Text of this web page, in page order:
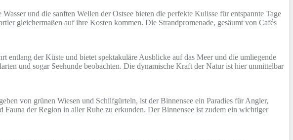
und die sanften Wellen der Ostsee bieten die perfekte Kulisse für entspannte Tage
gleichermaßen auf ihre Kosten kommen. Die Strandpromenade, gesäumt von Cafés
der Küste und bietet spektakuläre Ausblicke auf das Meer und die umliegende
und sogar Seehunde beobachten. Die dynamische Kraft der Natur ist hier unmittelbar
von grünen Wiesen und Schilfgürteln, ist der Binnensee ein Paradies für Angler,
der Region in aller Ruhe zu erkunden. Der Binnensee ist zudem ein wichtiger